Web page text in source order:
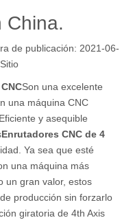
China.
publicación: 2021-06-
Sitio
Son una excelente
una máquina CNC
y asequible
Enrutadores CNC de 4
Ya sea que esté
una máquina más
un gran valor, estos
producción sin forzarlo
giratoria de 4th Axis